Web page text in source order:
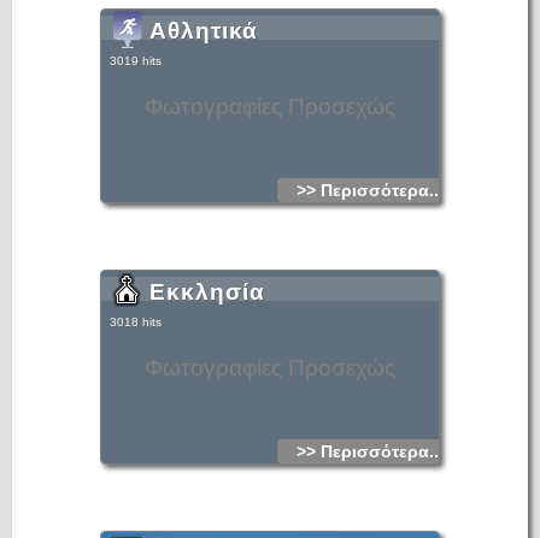
Φωτογραφίες Προσεχώς
Αθλητικά
3019 hits
>> Περισσότερα...
Φωτογραφίες Προσεχώς
Εκκλησία
3018 hits
>> Περισσότερα...